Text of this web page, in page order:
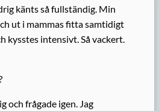
känts så fullständig. Min
ut i mammas fitta samtidigt
kysstes intensivt. Så vackert.
och frågade igen. Jag